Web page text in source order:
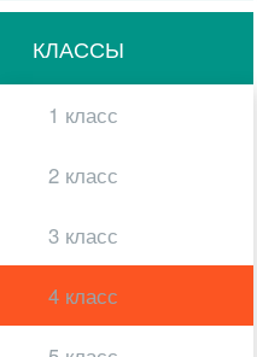
КЛАССЫ
1 класс
2 класс
3 класс
4 класс